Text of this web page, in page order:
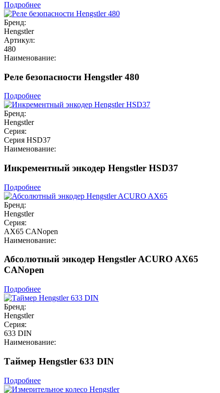
Подробнее
Бренд:
Hengstler
Артикул:
480
Наименование:
Реле безопасности Hengstler 480
Подробнее
Бренд:
Hengstler
Серия:
Серия HSD37
Наименование:
Инкрементный энкодер Hengstler HSD37
Подробнее
Бренд:
Hengstler
Серия:
AX65 CANopen
Наименование:
Абсолютный энкодер Hengstler ACURO AX65
CANopen
Подробнее
Бренд:
Hengstler
Серия:
633 DIN
Наименование:
Таймер Hengstler 633 DIN
Подробнее